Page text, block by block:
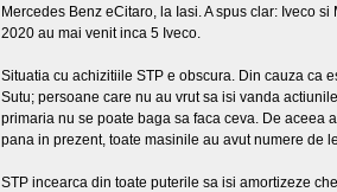
Mercedes Benz eCitaro, la Iasi. A spus clar: Iveco
2020 au mai venit inca 5 Iveco.
Situatia cu achizitiile STP e obscura. Din cauza ca
Sutu; persoane care nu au vrut sa isi vanda
primaria nu se poate baga sa faca ceva. De aceea
pana in prezent, toate masinile au avut numere de
STP incearca din toate puterile sa isi amortizeze